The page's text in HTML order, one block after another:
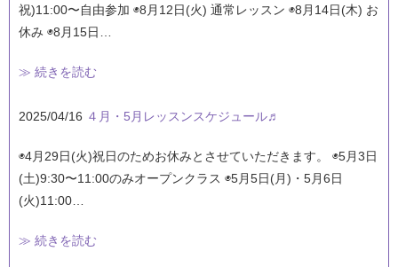
祝)11:00〜自由参加 ◉8月12日(火) 通常レッスン ◉8月14日(木) お
休み ◉8月15日…
≫ 続きを読む
2025/04/16 ４月・5月レッスンスケジュール♬
◉4月29日(火)祝日のためお休みとさせていただきます。 ◉5月3日
(土)9:30〜11:00のみオープンクラス ◉5月5日(月)・5月6日
(火)11:00…
≫ 続きを読む